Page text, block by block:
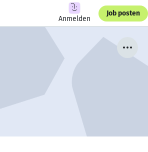
Anmelden
Job posten